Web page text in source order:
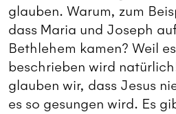
glauben. Warum, zum
dass Maria und Joseph
Bethlehem kamen? Weil
beschrieben wird
glauben wir, dass Jesus
es so gesungen wird. Es